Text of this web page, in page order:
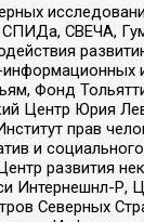
СВЕЧА,
Фонд
Центр Юрия
прав
и социального
развития
Интернешнл-Р,
Северных